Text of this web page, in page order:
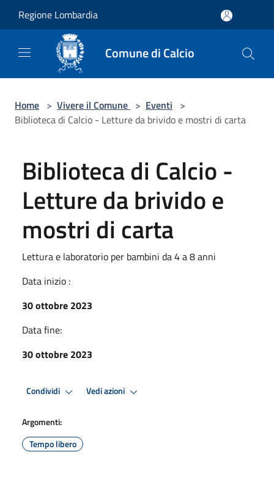
Regione Lombardia
Comune di Calcio
Home > Vivere il Comune > Eventi >
Biblioteca di Calcio - Letture da brivido e mostri di carta
Biblioteca di Calcio -
Letture da brivido e
mostri di carta
Lettura e laboratorio per bambini da 4 a 8 anni
Data inizio :
30 ottobre 2023
Data fine:
30 ottobre 2023
Condividi Vedi azioni
Argomenti:
Tempo libero